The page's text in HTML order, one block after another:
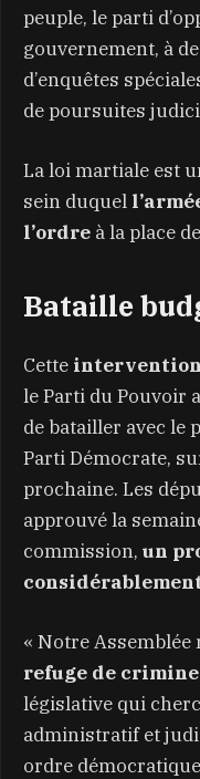
peuple, le parti
gouvernement, à
d’enquêtes
de poursuites
La loi martiale est
sein duquel
l’ordre à la place
Bataille
Cette
le Parti du Pouvoir
de batailler avec le
Parti Démocrate,
prochaine. Les
approuvé la
commission, un
« Notre Assemblée
refuge de
législative qui
administratif et
ordre